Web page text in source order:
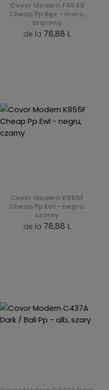
Covor Modern F454B
Cheap Pp Bgx - maro,
brązowy
de la 78,88 L
Covor Modern K855F
Cheap Pp Ewl - negru,
czarny
de la 78,88 L